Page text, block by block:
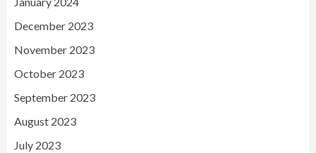
December 2023
November 2023
October 2023
September 2023
August 2023
July 2023